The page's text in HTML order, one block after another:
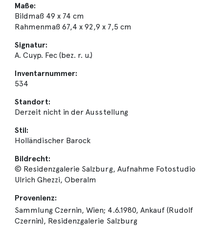
Maße:
Bildmaß 49 x 74 cm
Rahmenmaß 67,4 x 92,9 x 7,5 cm
Signatur:
A. Cuyp. Fec (bez. r. u.)
Inventarnummer:
534
Standort:
Derzeit nicht in der Ausstellung
Stil:
Holländischer Barock
Bildrecht:
© Residenzgalerie Salzburg, Aufnahme Fotostudio
Ulrich Ghezzi, Oberalm
Provenienz:
Sammlung Czernin, Wien; 4.6.1980, Ankauf (Rudolf
Czernin), Residenzgalerie Salzburg